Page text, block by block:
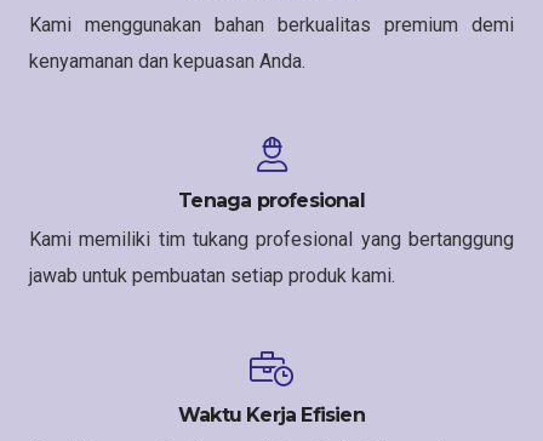
Kami menggunakan bahan berkualitas premium demi
kenyamanan dan kepuasan Anda.
Tenaga profesional
Kami memiliki tim tukang profesional yang bertanggung
jawab untuk pembuatan setiap produk kami.
Waktu Kerja Efisien